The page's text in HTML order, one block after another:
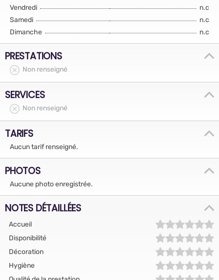
Vendredi
n.c
Samedi
n.c
Dimanche
n.c
PRESTATIONS
Non renseigné
SERVICES
Non renseigné
TARIFS
Aucun tarif renseigné.
PHOTOS
Aucune photo enregistrée.
NOTES DÉTAILLÉES
Accueil
Disponibilité
Décoration
Hygiène